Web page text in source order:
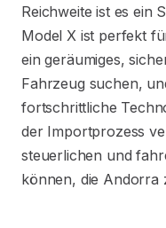
Reichweite ist es ein
Model X ist perfekt
ein geräumiges,
Fahrzeug suchen,
fortschrittliche
der Importprozess
steuerlichen und
können, die Andorra